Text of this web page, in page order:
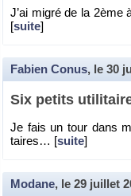
J’ai migré de la 2ème
[suite]
Fabien Conus, le 30
Six pe­tits
Je fais un tour dans
taires… [suite]
Modane, le 29 juillet